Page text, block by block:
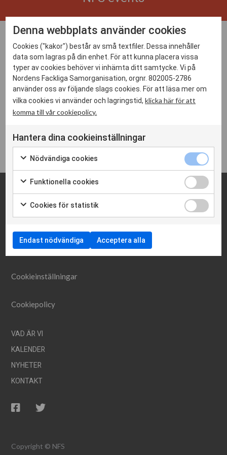
04 sep 2026
10:00 - 12:00
Video
Presidiets möte hålls den 4 september kl. 10.00-12.00
LOGGA IN
info@nfs.net
Cookieinställningar
Cookiepolicy
VAD ÄR VI
KALENDER
NYHETER
KONTAKT
Copyright © NFS
Denna webbplats använder cookies
Cookies ("kakor") består av små textfiler. Dessa innehåller
data som lagras på din enhet. För att kunna placera vissa
typer av cookies behöver vi inhämta ditt samtycke. Vi på
Nordens Fackliga Samorganisation, orgnr. 802005-2786
använder oss av följande slags cookies. För att läsa mer om
vilka cookies vi använder och lagringstid,klicka här för att
komma till vår cookiepolicy.
Hantera dina cookieinställningar
Nödvändiga cookies
Funktionella cookies
Cookies för statistik
Endast nödvändiga Acceptera alla